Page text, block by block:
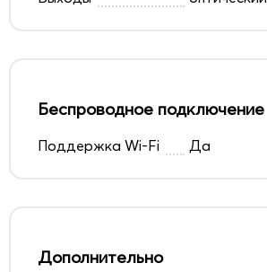
Беспроводное подключение
Поддержка Wi-Fi Да
Дополнительно